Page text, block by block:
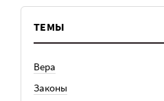
ТЕМЫ
Вера
Законы